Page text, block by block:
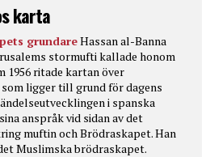
karta
grundareHassan al-Banna
stormufti kallade honom
1956 ritade kartan över
ligger till grund för dagens
i spanska
anspråk vid sidan av det
muftin och Brödraskapet. Han
Muslimska brödraskapet.